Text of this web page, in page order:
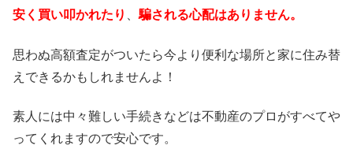
安く買い叩かれたり 、騙される心配はありません。
思わぬ高額査定がついたら今より便利な場所と家に住み替
えできるかもしれませんよ！
素人には中々難しい手続きなどは不動産のプロがすべてや
ってくれますので安心です。